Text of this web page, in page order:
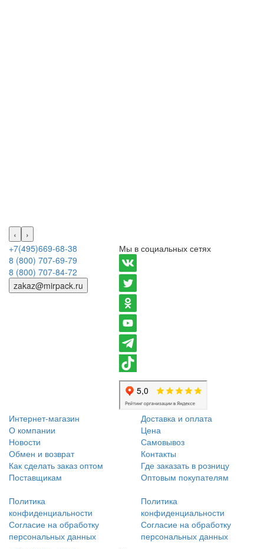
‹
›
+7(495)669-68-38
8 (800) 707-69-79
8 (800) 707-84-72
zakaz@mirpack.ru
Мы в социальных сетях
Интернет-магазин
О компании
Новости
Обмен и возврат
Как сделать заказ оптом
Поставщикам
Политика
конфиденциальности
Согласие на обработку
персональных данных
Доставка и оплата
Цена
Самовывоз
Контакты
Где заказать в розницу
Оптовым покупателям
Политика
конфиденциальности
Согласие на обработку
персональных данных